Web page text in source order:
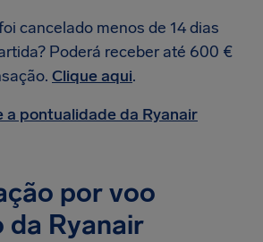
cancelado menos de 14 dias
Poderá receber até 600 €
Clique aqui.
a pontualidade da Ryanair
por voo
da Ryanair